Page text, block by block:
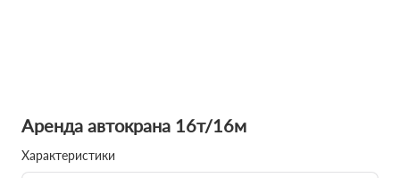
Аренда автокрана 16т/16м
Характеристики